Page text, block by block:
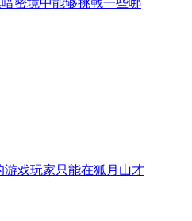
密境中能够挑戰一些哪
戏玩家只能在狐月山才